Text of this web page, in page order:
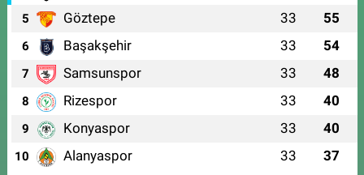
5 Göztepe 33 55
6 Başakşehir 33 54
7 Samsunspor 33 48
8 Rizespor 33 40
9 Konyaspor 33 40
10 Alanyaspor 33 37